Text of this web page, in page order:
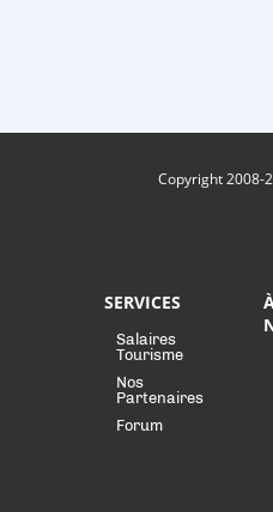
Copyright 2008-
SERVICES
Salaires
Tourisme
Nos
Partenaires
Forum